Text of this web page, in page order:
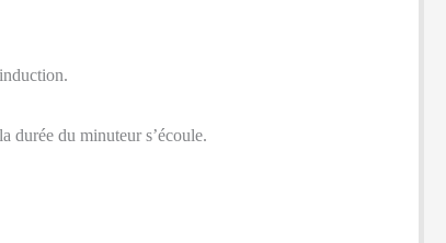
durée du minuteur s’écoule.